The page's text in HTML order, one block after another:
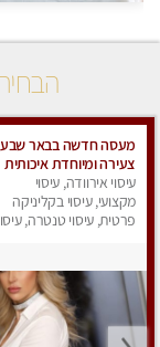
מעסה חדשה בבאר שבע
צעירה ומיוחדת איכותית
ומקצועית.
עיסוי אירוודה, עיסוי
מקצועי, עיסוי בקליניקה
פרטית, עיסוי טנטרה,